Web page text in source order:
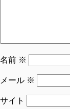
名前 ※
メール ※
サイト